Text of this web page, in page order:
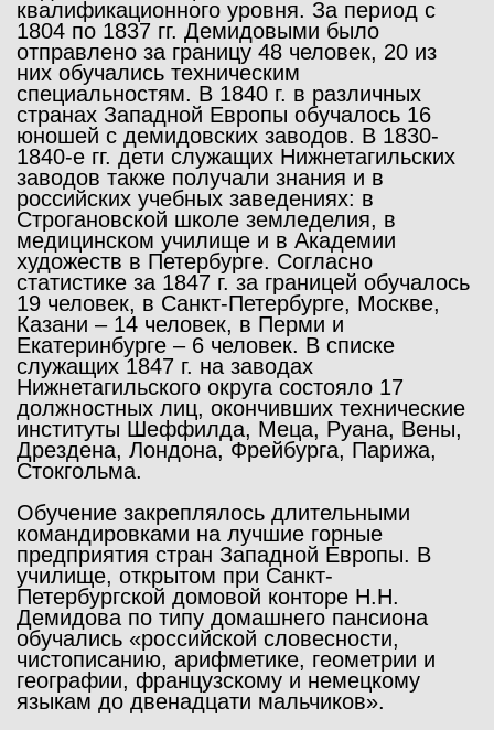
квалификационного уровня. За период с
1804 по 1837 гг. Демидовыми было
отправлено за границу 48 человек, 20 из
них обучались техническим
специальностям. В 1840 г. в различных
странах Западной Европы обучалось 16
юношей с демидовских заводов. В 1830-
1840-е гг. дети служащих Нижнетагильских
заводов также получали знания и в
российских учебных заведениях: в
Строгановской школе земледелия, в
медицинском училище и в Академии
художеств в Петербурге. Согласно
статистике за 1847 г. за границей обучалось
19 человек, в Санкт-Петербурге, Москве,
Казани – 14 человек, в Перми и
Екатеринбурге – 6 человек. В списке
служащих 1847 г. на заводах
Нижнетагильского округа состояло 17
должностных лиц, окончивших технические
институты Шеффилда, Меца, Руана, Вены,
Дрездена, Лондона, Фрейбурга, Парижа,
Стокгольма.
Обучение закреплялось длительными
командировками на лучшие горные
предприятия стран Западной Европы. В
училище, открытом при Санкт-
Петербургской домовой конторе Н.Н.
Демидова по типу домашнего пансиона
обучались «российской словесности,
чистописанию, арифметике, геометрии и
географии, французскому и немецкому
языкам до двенадцати мальчиков».